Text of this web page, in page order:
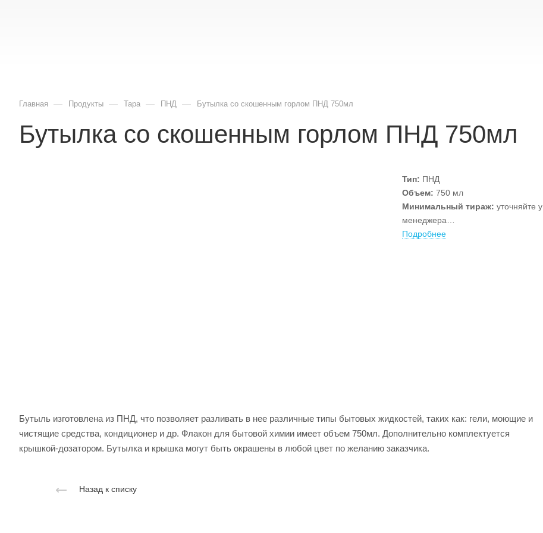
Главная — Продукты — Тара — ПНД — Бутылка со скошенным горлом ПНД 750мл
Бутылка со скошенным горлом ПНД 750мл
Тип: ПНД
Объем: 750 мл
Минимальный тираж: уточняйте у
менеджера
Вид тары может незначительно
Подробнее
Бутыль изготовлена из ПНД, что позволяет разливать в нее различные типы бытовых жидкостей, таких как: гели, моющие и
чистящие средства, кондиционер и др. Флакон для бытовой химии имеет объем 750мл. Дополнительно комплектуется
крышкой-дозатором. Бутылка и крышка могут быть окрашены в любой цвет по желанию заказчика.
Назад к списку